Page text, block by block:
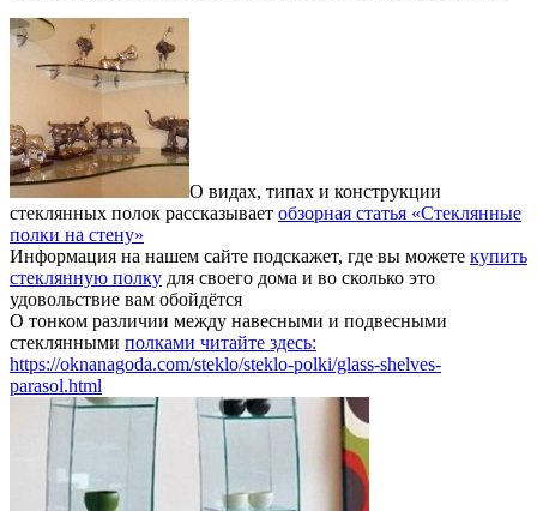
О видах, типах и конструкции
стеклянных полок рассказывает обзорная статья «Стеклянные
полки на стену»
Информация на нашем сайте подскажет, где вы можете купить
стеклянную полку для своего дома и во сколько это
удовольствие вам обойдётся
О тонком различии между навесными и подвесными
стеклянными полками читайте здесь:
https://oknanagoda.com/steklo/steklo-polki/glass-shelves-
parasol.html